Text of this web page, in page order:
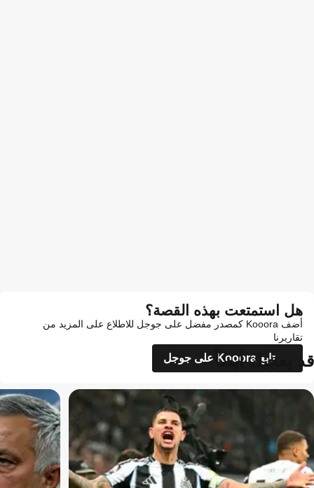
هل استمتعت بهذه القصة؟
أضف Kooora كمصدر مفضل على جوجل للاطلاع على المزيد من
تقاريرنا
تابع Kooora على جوجل
قد يعجبك أيضاً